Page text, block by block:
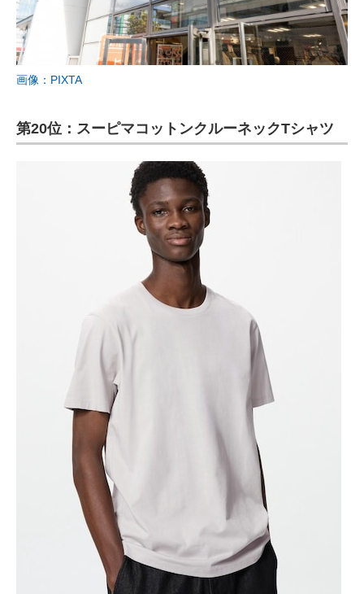
画像：PIXTA
第20位：スーピマコットンクルーネックTシャツ